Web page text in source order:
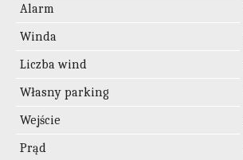
Alarm
Winda
Liczba wind
Własny parking
Wejście
Prąd